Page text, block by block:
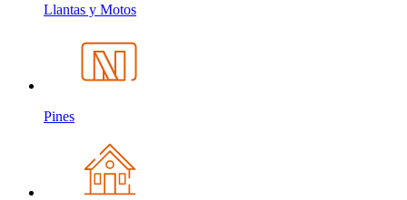
Llantas y Motos
Pines